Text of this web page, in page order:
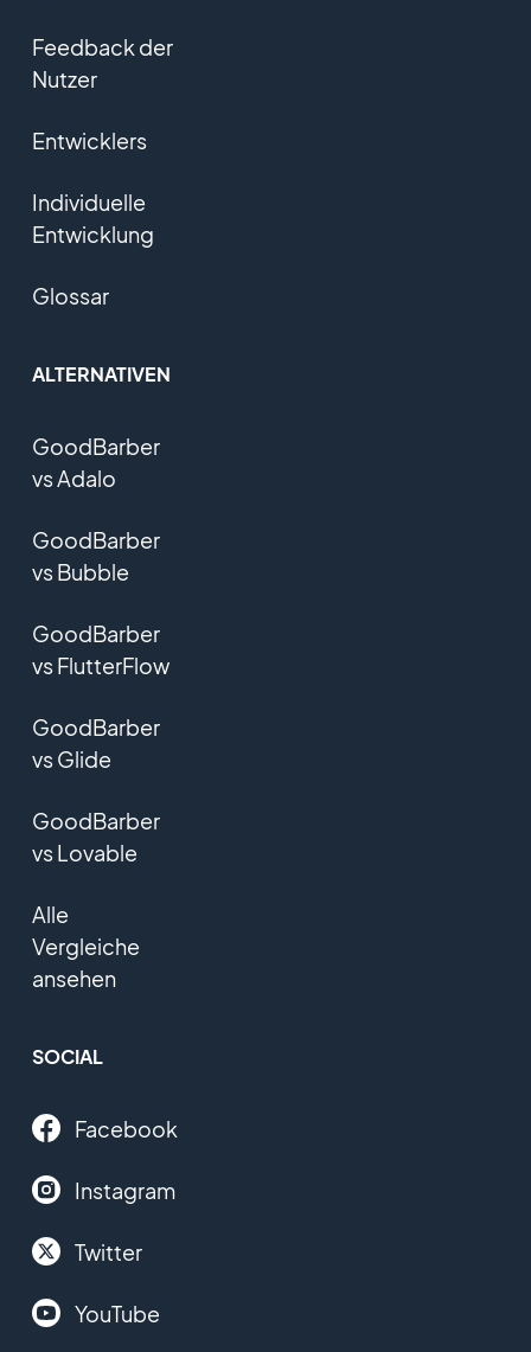
Feedback der
Nutzer
Entwicklers
Individuelle
Entwicklung
Glossar
ALTERNATIVEN
GoodBarber
vs Adalo
GoodBarber
vs Bubble
GoodBarber
vs FlutterFlow
GoodBarber
vs Glide
GoodBarber
vs Lovable
Alle
Vergleiche
ansehen
SOCIAL
Facebook
Instagram
Twitter
YouTube